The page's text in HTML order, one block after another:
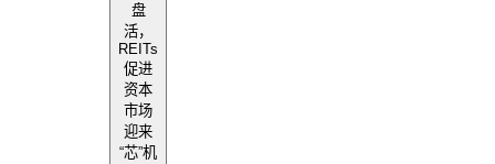
盘
活，
REITs
促进
资本
市场
迎来
“芯”机